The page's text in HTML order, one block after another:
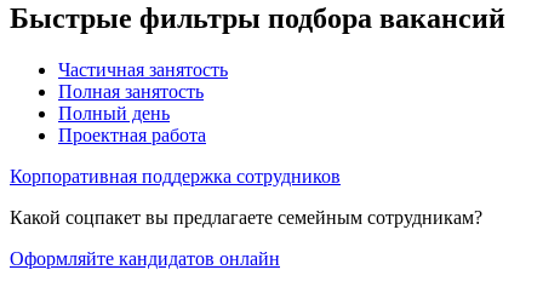
Быстрые фильтры подбора вакансий
Частичная занятость
Полная занятость
Полный день
Проектная работа
Корпоративная поддержка сотрудников
Какой соцпакет вы предлагаете семейным сотрудникам?
Оформляйте кандидатов онлайн